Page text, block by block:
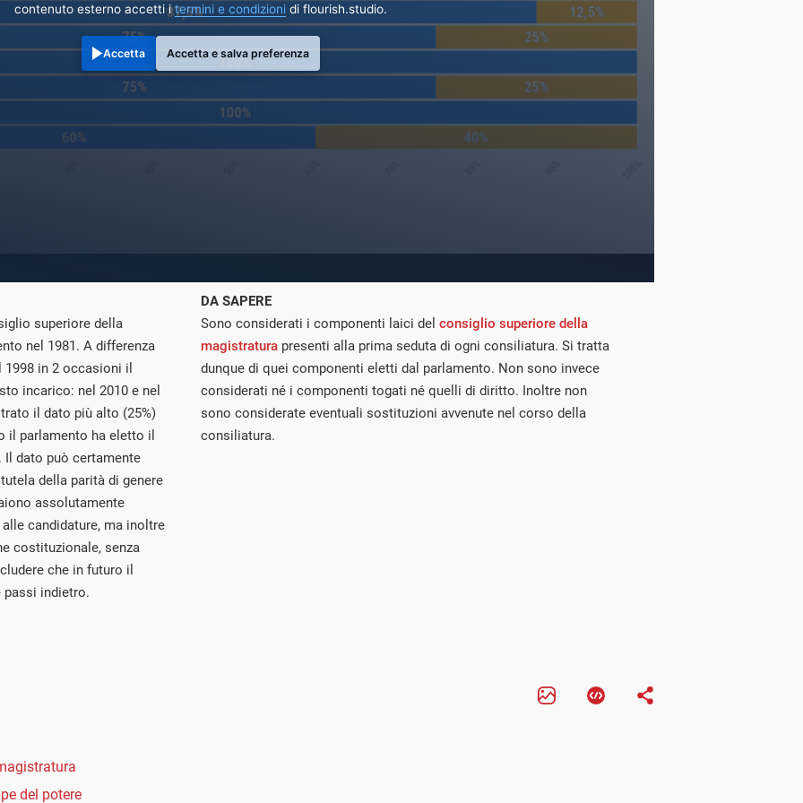
contenuto esterno accetti itermini e condizioni di flourish.studio.
Accetta Accetta e salva preferenza
superiore della
nel 1981. A differenza
in 2 occasioni il
incarico: nel 2010 e nel
il dato più alto (25%)
il parlamento ha eletto il
Il dato può certamente
della parità di genere
assolutamente
candidature, ma inoltre
costituzionale, senza
che in futuro il
passi indietro.
DA SAPERE
Sono considerati i componenti laici del consiglio superiore della
magistratura presenti alla prima seduta di ogni consiliatura. Si tratta
dunque di quei componenti eletti dal parlamento. Non sono invece
considerati né i componenti togati né quelli di diritto. Inoltre non
sono considerate eventuali sostituzioni avvenute nel corso della
consiliatura.
del potere